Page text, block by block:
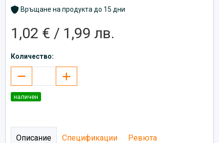
Връщане на продукта до 15 дни
1,02 € / 1,99 лв.
Количество:
наличен
Описание Спецификации Ревюта